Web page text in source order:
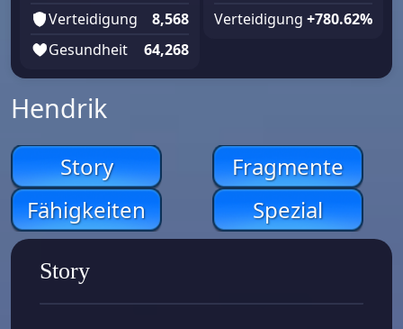
Verteidigung
8,568
Gesundheit
64,268
Verteidigung +780.62%
Hendrik
Story
Fragmente
Fähigkeiten
Spezial
Story